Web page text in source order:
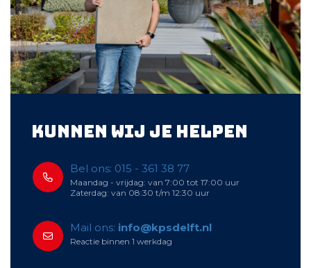
Kunnen wij je helpen
Bel ons: 015 - 361 38 77
Maandag - vrijdag: van 7:00 tot 17:00 uur
Zaterdag: van 08:30 t/m 12:30 uur
Mail ons: info@kpsdelft.nl
Reactie binnen 1 werkdag